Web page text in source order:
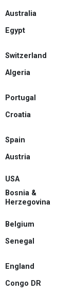
Australia
Egypt
Switzerland
Algeria
Portugal
Croatia
Spain
Austria
USA
Bosnia &
Herzegovina
Belgium
Senegal
England
Congo DR